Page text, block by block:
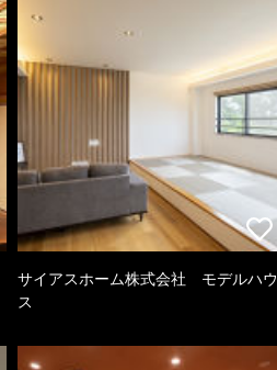
サイアスホーム株式会社 モデルハウ
ス